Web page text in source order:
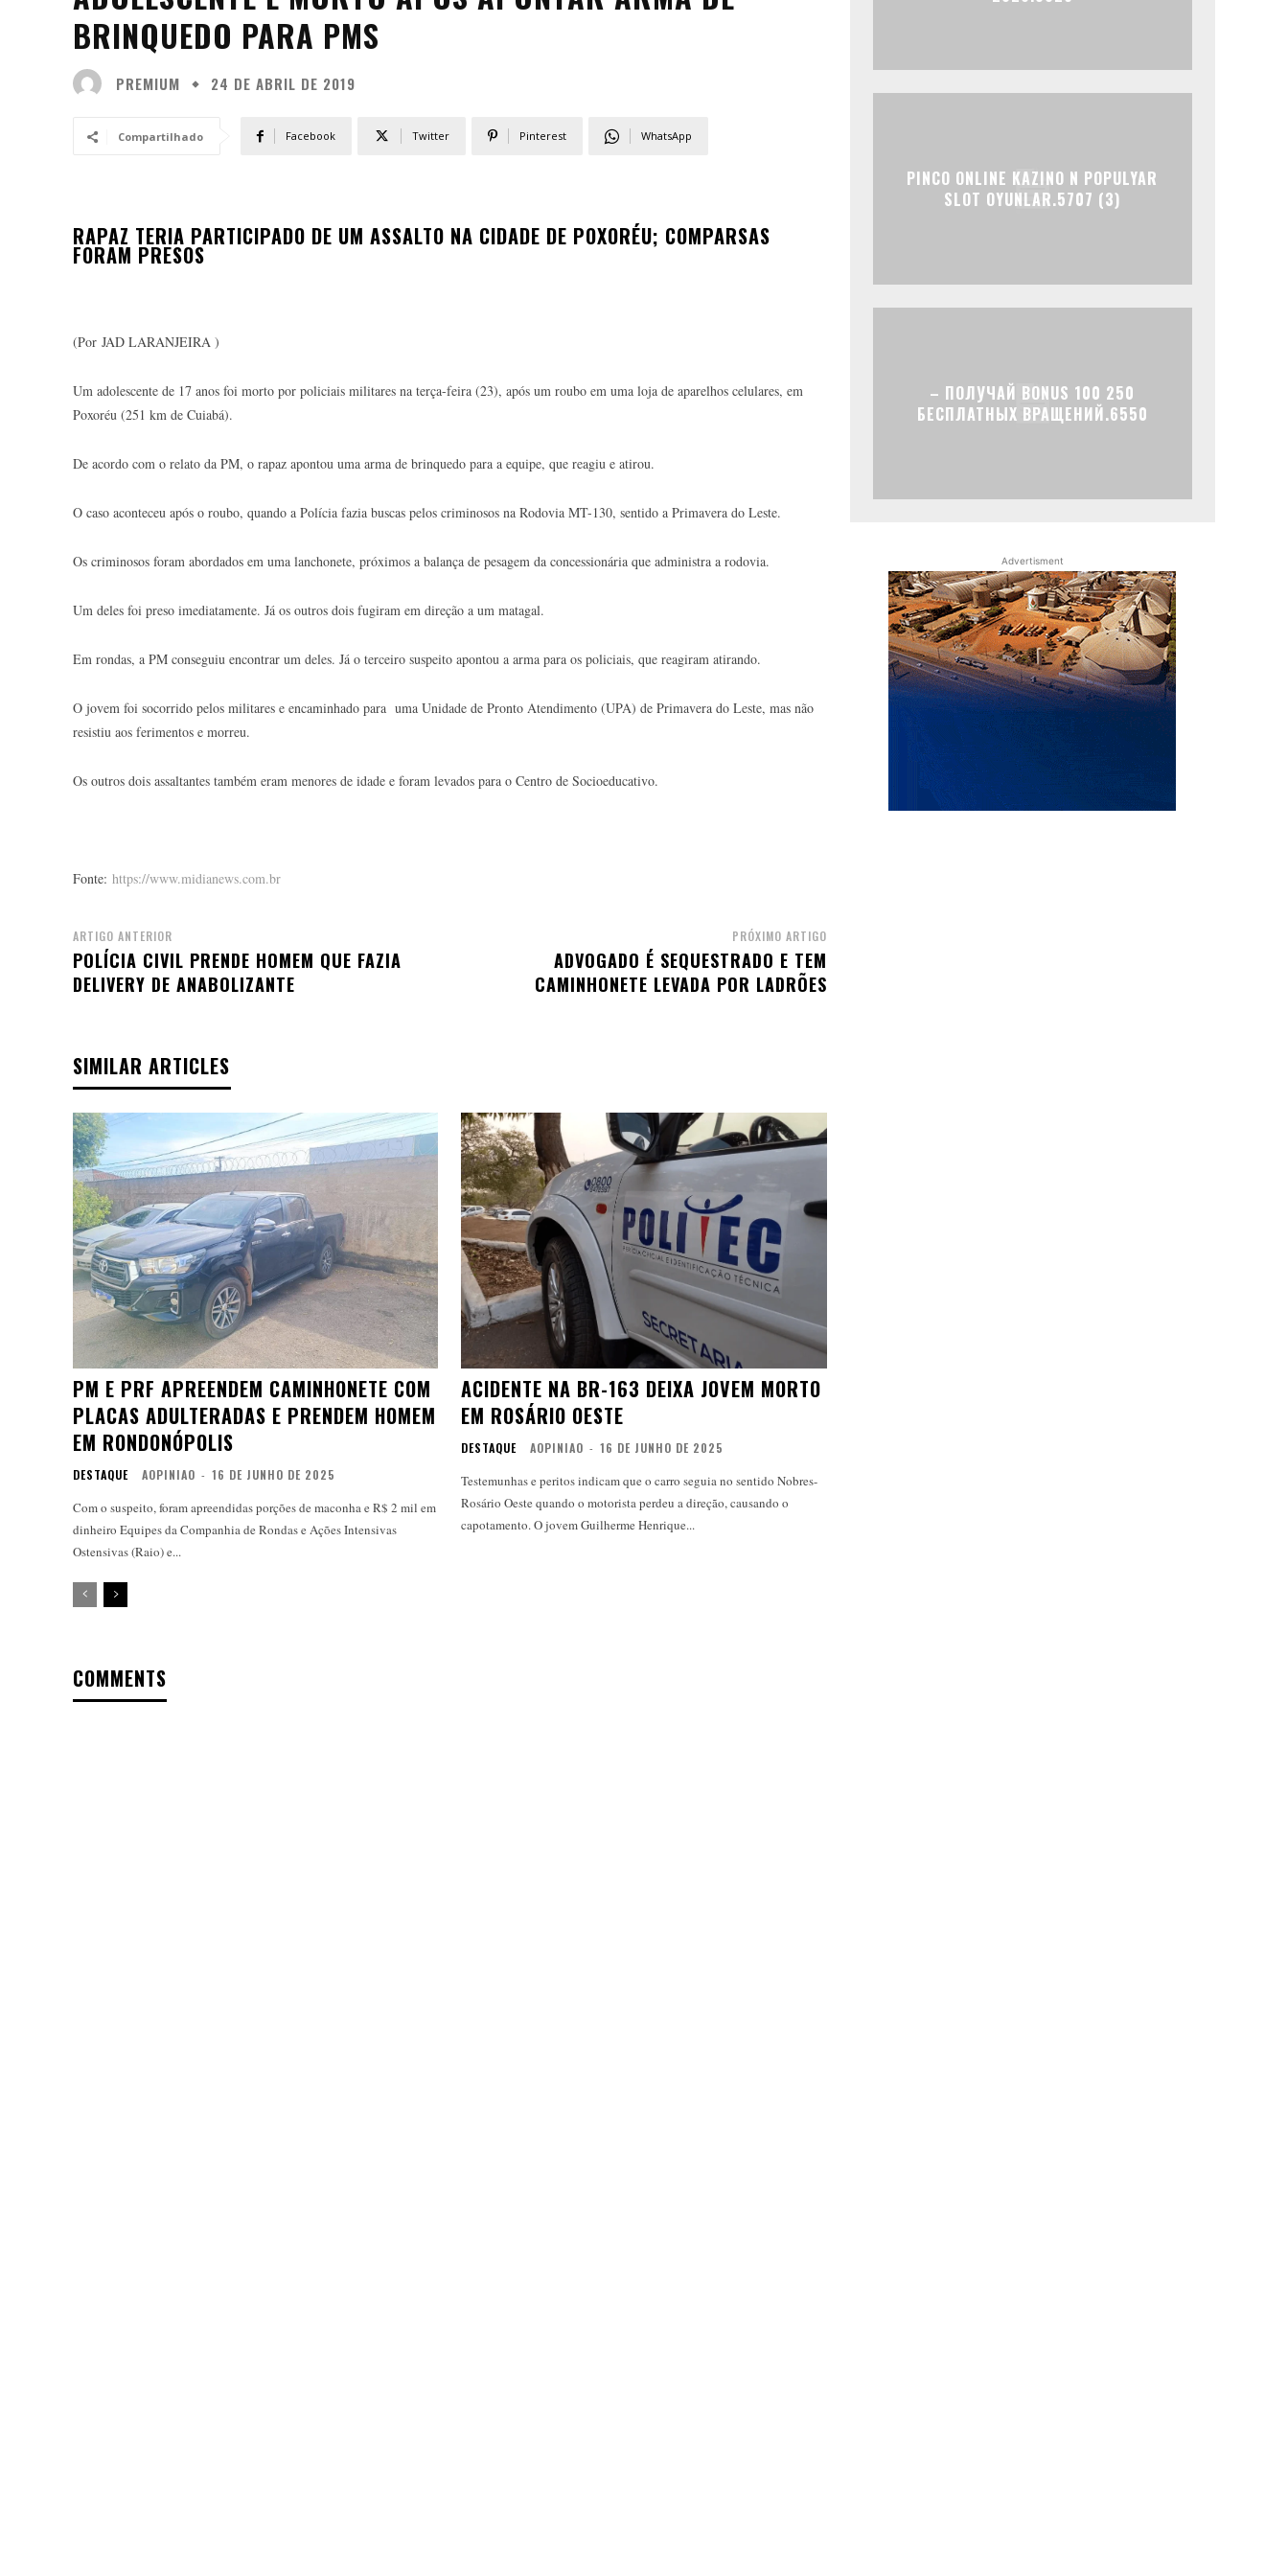
BRINQUEDO PARA PMS
PREMIUM 24 DE ABRIL DE 2019
Compartilhado Facebook Twitter Pinterest WhatsApp
RAPAZ TERIA PARTICIPADO DE UM ASSALTO NA CIDADE DE POXORÉU; COMPARSAS
FORAM PRESOS
(Por JAD LARANJEIRA )
Um adolescente de 17 anos foi morto por policiais militares na terça-feira (23), após um roubo em uma loja de aparelhos celulares, em
Poxoréu (251 km de Cuiabá).
De acordo com o relato da PM, o rapaz apontou uma arma de brinquedo para a equipe, que reagiu e atirou.
O caso aconteceu após o roubo, quando a Polícia fazia buscas pelos criminosos na Rodovia MT-130, sentido a Primavera do Leste.
Os criminosos foram abordados em uma lanchonete, próximos a balança de pesagem da concessionária que administra a rodovia.
Um deles foi preso imediatamente. Já os outros dois fugiram em direção a um matagal.
Em rondas, a PM conseguiu encontrar um deles. Já o terceiro suspeito apontou a arma para os policiais, que reagiram atirando.
O jovem foi socorrido pelos militares e encaminhado para uma Unidade de Pronto Atendimento (UPA) de Primavera do Leste, mas não
resistiu aos ferimentos e morreu.
Os outros dois assaltantes também eram menores de idade e foram levados para o Centro de Socioeducativo.
Fonte: https://www.midianews.com.br
ARTIGO ANTERIOR
POLÍCIA CIVIL PRENDE HOMEM QUE FAZIA
DELIVERY DE ANABOLIZANTE
PRÓXIMO ARTIGO
ADVOGADO É SEQUESTRADO E TEM
CAMINHONETE LEVADA POR LADRÕES
SIMILAR ARTICLES
PM E PRF APREENDEM CAMINHONETE COM
PLACAS ADULTERADAS E PRENDEM HOMEM
EM RONDONÓPOLIS
DESTAQUE AOPINIAO - 16 DE JUNHO DE 2025
Com o suspeito, foram apreendidas porções de maconha e R$ 2 mil em
dinheiro Equipes da Companhia de Rondas e Ações Intensivas
Ostensivas (Raio) e...
ACIDENTE NA BR-163 DEIXA JOVEM MORTO
EM ROSÁRIO OESTE
DESTAQUE AOPINIAO - 16 DE JUNHO DE 2025
Testemunhas e peritos indicam que o carro seguia no sentido Nobres-
Rosário Oeste quando o motorista perdeu a direção, causando o
capotamento. O jovem Guilherme Henrique...
COMMENTS
PINCO ONLINE KAZINO N POPULYAR
SLOT OYUNLAR.5707 (3)
– ПОЛУЧАЙ BONUS 100 250
БЕСПЛАТНЫХ ВРАЩЕНИЙ.6550
Advertisment